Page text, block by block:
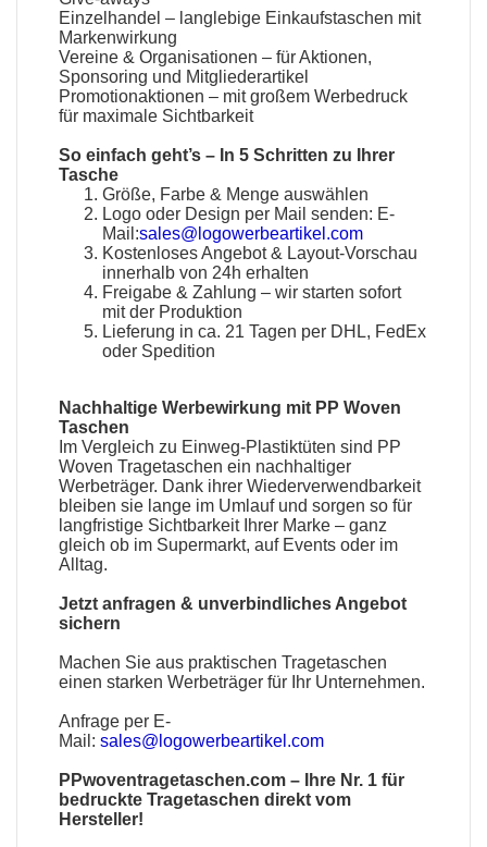
Einzelhandel – langlebige Einkaufstaschen mit
Markenwirkung
Vereine & Organisationen – für Aktionen,
Sponsoring und Mitgliederartikel
Promotionaktionen – mit großem Werbedruck
für maximale Sichtbarkeit
So einfach geht’s – In 5 Schritten zu Ihrer
Tasche
Größe, Farbe & Menge auswählen
Logo oder Design per Mail senden: E-
Mail:sales@logowerbeartikel.com
Kostenloses Angebot & Layout-Vorschau
innerhalb von 24h erhalten
Freigabe & Zahlung – wir starten sofort
mit der Produktion
Lieferung in ca. 21 Tagen per DHL, FedEx
oder Spedition
Nachhaltige Werbewirkung mit PP Woven
Taschen
Im Vergleich zu Einweg-Plastiktüten sind PP
Woven Tragetaschen ein nachhaltiger
Werbeträger. Dank ihrer Wiederverwendbarkeit
bleiben sie lange im Umlauf und sorgen so für
langfristige Sichtbarkeit Ihrer Marke – ganz
gleich ob im Supermarkt, auf Events oder im
Alltag.
Jetzt anfragen & unverbindliches Angebot
sichern
Machen Sie aus praktischen Tragetaschen
einen starken Werbeträger für Ihr Unternehmen.
Anfrage per E-
Mail:sales@logowerbeartikel.com
PPwoventragetaschen.com – Ihre Nr. 1 für
bedruckte Tragetaschen direkt vom
Hersteller!